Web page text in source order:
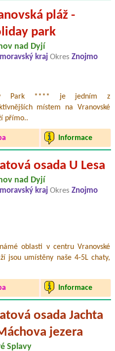
pláž -
park
nad Dyjí
kraj Okres Znojmo
Park **** je jedním z
místem na Vranovské
přímo..
Informace
osada U Lesa
nad Dyjí
kraj Okres Znojmo
oblasti v centru Vranovské
jsou umístěny naše 4-5L chaty,
Informace
osada Jachta
jezera
Splavy